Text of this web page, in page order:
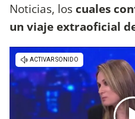
Noticias, los cuales
un viaje extraoficial